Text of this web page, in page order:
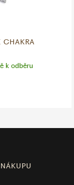
CHAKRA
k odběru